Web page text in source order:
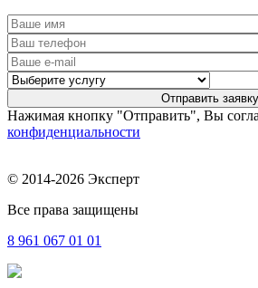
Нажимая кнопку "Отправить", Вы
конфиденциальности
© 2014-2026 Эксперт
Все права защищены
8 961 067 01 01